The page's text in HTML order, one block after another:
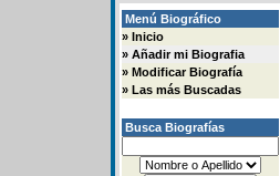
Menú Biográfico
» Inicio
» Añadir mi Biografia
» Modificar Biografía
» Las más Buscadas
Busca Biografías